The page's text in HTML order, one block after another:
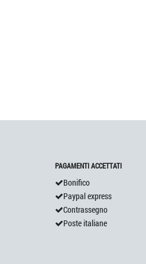
PAGAMENTI ACCETTATI
Bonifico
Paypal express
Contrassegno
Poste italiane